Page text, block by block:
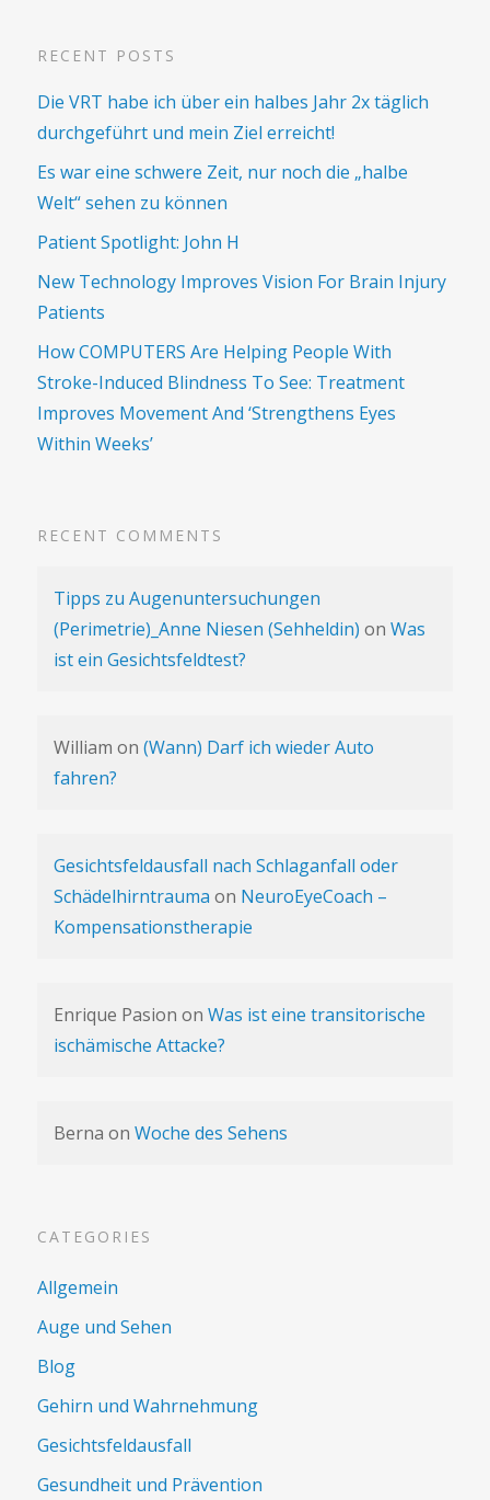
RECENT POSTS
Die VRT habe ich über ein halbes Jahr 2x täglich
durchgeführt und mein Ziel erreicht!
Es war eine schwere Zeit, nur noch die „halbe
Welt“ sehen zu können
Patient Spotlight: John H
New Technology Improves Vision For Brain Injury
Patients
How COMPUTERS Are Helping People With
Stroke-Induced Blindness To See: Treatment
Improves Movement And ‘Strengthens Eyes
Within Weeks’
RECENT COMMENTS
Tipps zu Augenuntersuchungen
(Perimetrie)_Anne Niesen (Sehheldin) on Was
ist ein Gesichtsfeldtest?
William on (Wann) Darf ich wieder Auto
fahren?
Gesichtsfeldausfall nach Schlaganfall oder
Schädelhirntrauma on NeuroEyeCoach –
Kompensationstherapie
Enrique Pasion on Was ist eine transitorische
ischämische Attacke?
Berna on Woche des Sehens
CATEGORIES
Allgemein
Auge und Sehen
Blog
Gehirn und Wahrnehmung
Gesichtsfeldausfall
Gesundheit und Prävention